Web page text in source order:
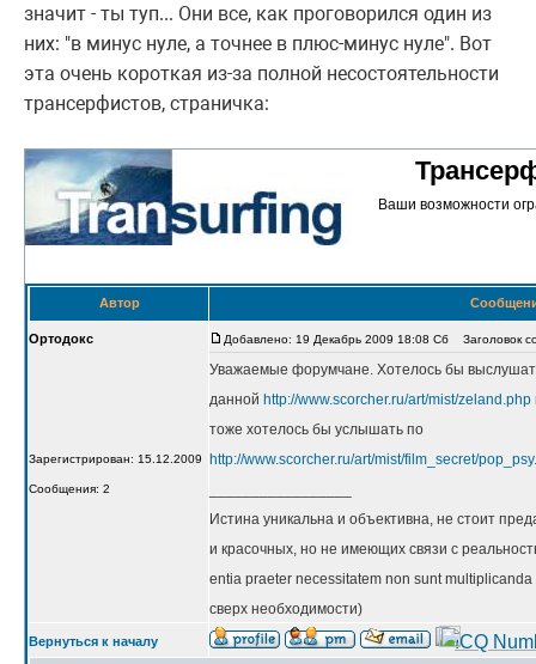
значит - ты туп... Они все, как проговорился один из
них: "в минус нуле, а точнее в плюс-минус нуле". Вот
эта очень короткая из-за полной несостоятельности
трансерфистов, страничка:
Ваши возможности
Автор
Ортодокс
Зарегистрирован: 15.12.2009
Сообщения: 2
Добавлено: 19 Декабрь 2009 18:08 Сб Заголовок
Уважаемые форумчане. Хотелось бы
данной http://www.scorcher.ru/art/mist/zeland.php
тоже хотелось бы услышать по
http://www.scorcher.ru/art/mist/film_secret/
Истина уникальна и объективна, не стоит
и красочных, но не имеющих связи с
entia praeter necessitatem non sunt
сверх необходимости)
Вернуться к началу